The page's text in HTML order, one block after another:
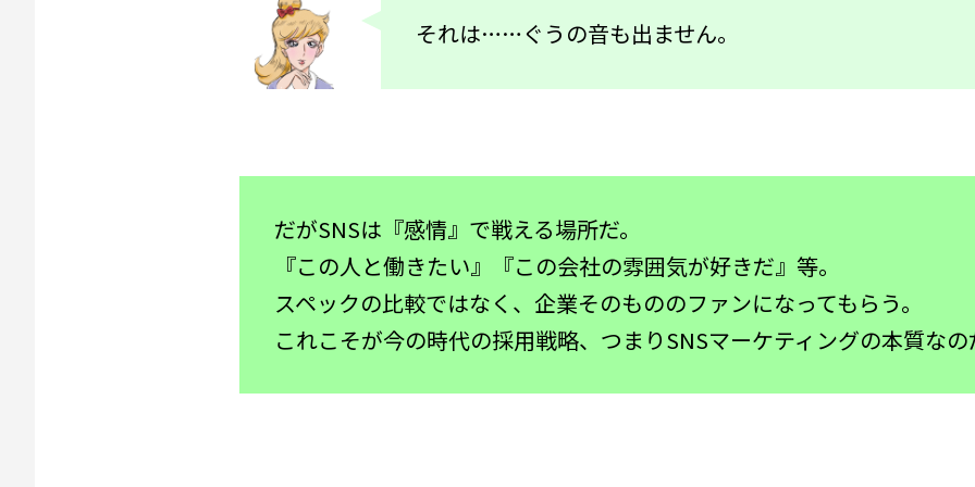
それは……ぐうの音も出ません。
だがSNSは『感情』で戦える場所だ。
『この人と働きたい』『この会社の雰囲気が好きだ』等。
スペックの比較ではなく、企業そのもののファンになってもらう。
これこそが今の時代の採用戦略、つまりSNSマーケティングの本質な